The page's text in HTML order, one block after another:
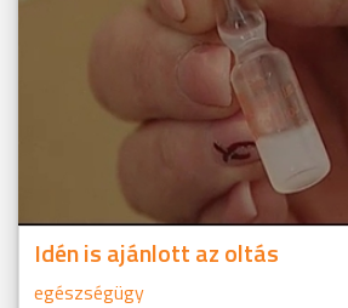
Idén is ajánlott az oltás
egészségügy